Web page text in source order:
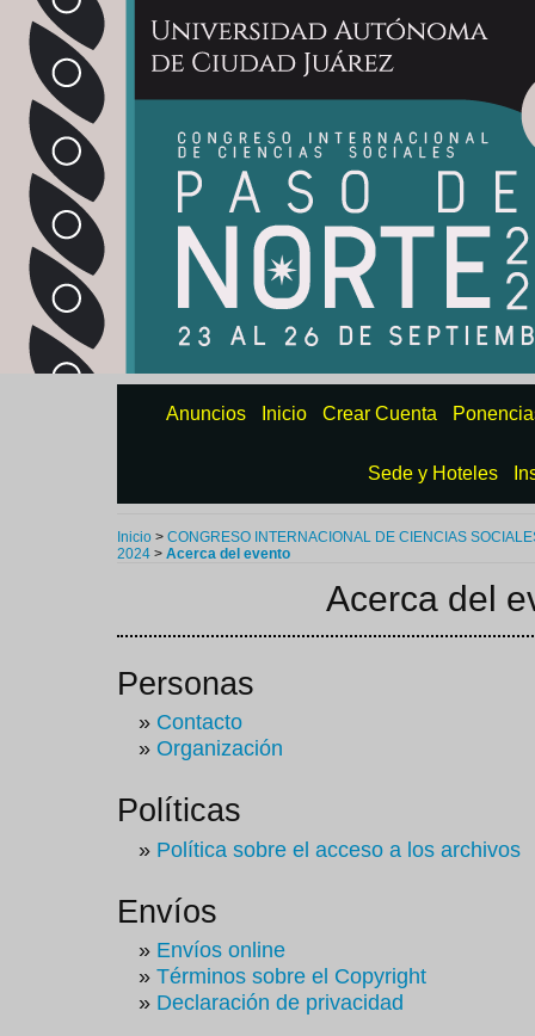
Anuncios Inicio Crear Cuenta
Sede y Hoteles
Inicio > CONGRESO INTERNACIONAL DE CIENCIAS
2024 > Acerca del evento
Acerca del
Personas
» Contacto
» Organización
Políticas
» Política sobre el acceso a los archivos
Envíos
» Envíos online
» Términos sobre el Copyright
» Declaración de privacidad